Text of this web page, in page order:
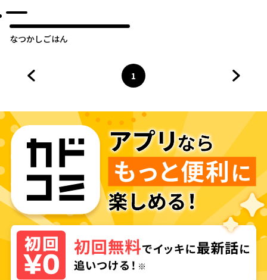
なつかしごはん
ページ
1
へ